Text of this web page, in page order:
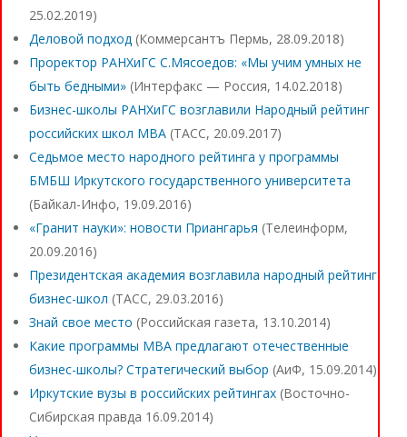
25.02.2019)
Деловой подход (Коммерсантъ Пермь, 28.09.2018)
Проректор РАНХиГС С.Мясоедов: «Мы учим умных не
быть бедными» (Интерфакс — Россия, 14.02.2018)
Бизнес-школы РАНХиГС возглавили Народный рейтинг
российских школ МВА (ТАСС, 20.09.2017)
Седьмое место народного рейтинга у программы
БМБШ Иркутского государственного университета
(Байкал-Инфо, 19.09.2016)
«Гранит науки»: новости Приангарья (Телеинформ,
20.09.2016)
Президентская академия возглавила народный рейтинг
бизнес-школ (ТАСС, 29.03.2016)
Знай свое место (Российская газета, 13.10.2014)
Какие программы MBA предлагают отечественные
бизнес-школы? Стратегический выбор (АиФ, 15.09.2014)
Иркутские вузы в российских рейтингах (Восточно-
Сибирская правда 16.09.2014)